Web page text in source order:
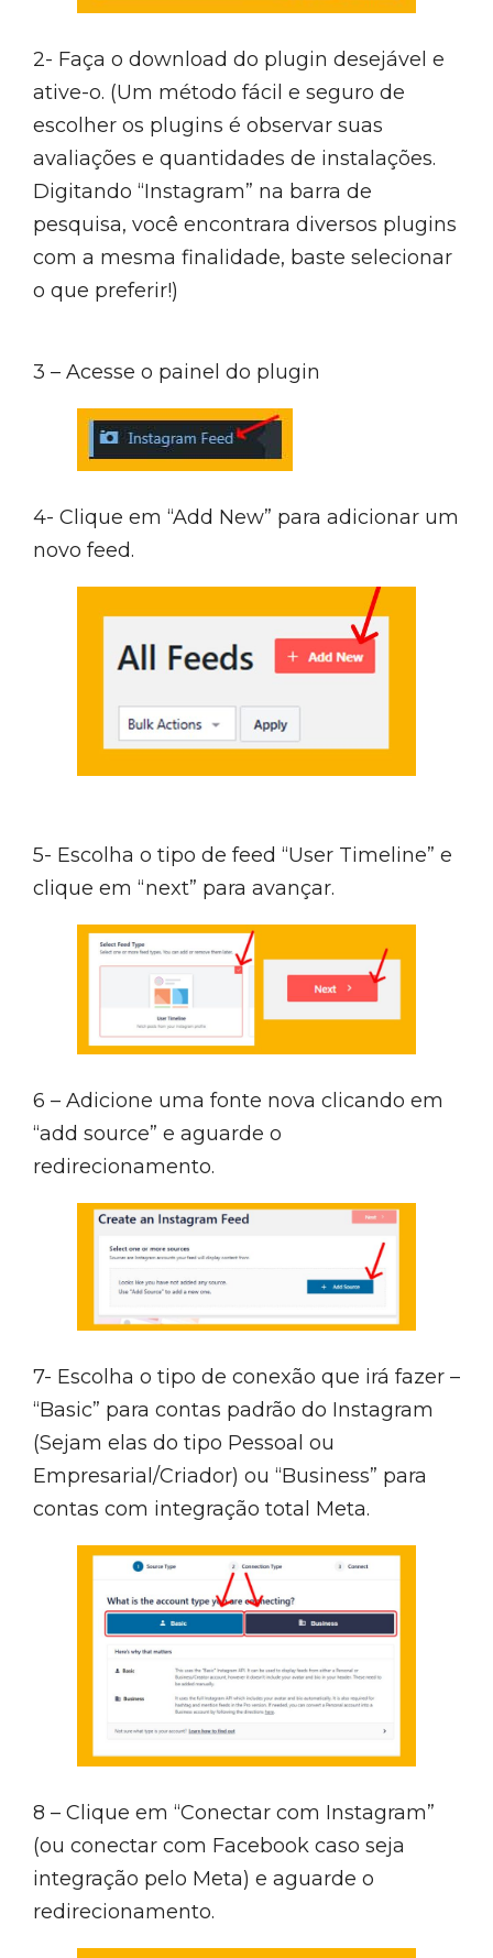
2- Faça o download do plugin desejável e
ative-o. (Um método fácil e seguro de
escolher os plugins é observar suas
avaliações e quantidades de instalações.
Digitando “Instagram” na barra de
pesquisa, você encontrara diversos plugins
com a mesma finalidade, baste selecionar
o que preferir!)
3 – Acesse o painel do plugin
4- Clique em “Add New” para adicionar um
novo feed.
5- Escolha o tipo de feed “User Timeline” e
clique em “next” para avançar.
6 – Adicione uma fonte nova clicando em
“add source” e aguarde o
redirecionamento.
7- Escolha o tipo de conexão que irá fazer –
“Basic” para contas padrão do Instagram
(Sejam elas do tipo Pessoal ou
Empresarial/Criador) ou “Business” para
contas com integração total Meta.
8 – Clique em “Conectar com Instagram”
(ou conectar com Facebook caso seja
integração pelo Meta) e aguarde o
redirecionamento.